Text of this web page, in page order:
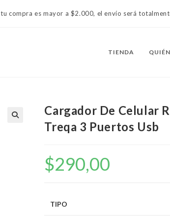
compra es mayor a $2.000, el envío será
TIENDA
Cargador De Celular
Treqa 3 Puertos Usb
$290,00
TIPO